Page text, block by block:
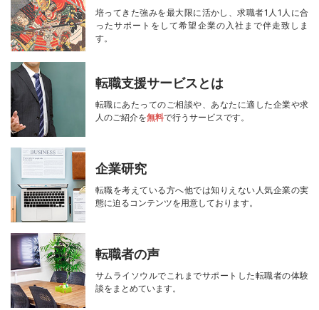
培ってきた強みを最大限に活かし、求職者1人1人に合
ったサポートをして希望企業の入社まで伴走致しま
す。
転職支援サービスとは
転職にあたってのご相談や、あなたに適した企業や求
人のご紹介を無料で行うサービスです。
企業研究
転職を考えている方へ他では知りえない人気企業の実
態に迫るコンテンツを用意しております。
転職者の声
サムライソウルでこれまでサポートした転職者の体験
談をまとめています。